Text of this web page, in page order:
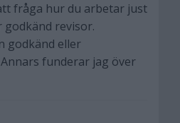
fråga hur du arbetar just
godkänd revisor.
godkänd eller
funderar jag över